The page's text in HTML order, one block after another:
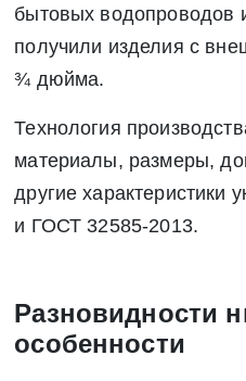
бытовых водопроводов
получили изделия с
¾ дюйма.
Технология
материалы, размеры,
другие характеристики
и ГОСТ 32585-2013.
Разновидности
особенности